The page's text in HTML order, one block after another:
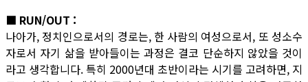
■ RUN/OUT :
나아가, 정치인으로서의 경로는, 한 사람의 여성으로서, 또 성소수
자로서 자기 삶을 받아들이는 과정은 결코 단순하지 않았을 것이
라고 생각합니다. 특히 2000년대 초반이라는 시기를 고려하면, 지